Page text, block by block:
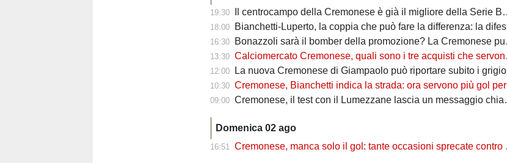
19:30 Il centrocampo della Cremonese è già il migliore della Serie B? Giampaolo può sorridere
18:00 Bianchetti-Luperto, la coppia che può fare la differenza: la difesa della Cremonese è già una garanzia?
16:30 Bonazzoli sarà il bomber della promozione? La Cremonese punta su di lui per tornare in Serie A
13:30 Calciomercato Cremonese, quali sono i tre acquisti che servono per completare la rosa?
12:00 La nuova Cremonese di Giampaolo può riportare subito i grigiorossi in Serie A? Ecco perché i segnali sono incoraggianti
10:30 Cremonese, Bianchetti indica la strada: ora servono più gol per completare la crescita
09:00 Cremonese, il test con il Lumezzane lascia un messaggio chiaro: il mercato dovrà intervenire sulla fascia destra
Domenica 02 ago
16:51 Cremonese, manca solo il gol: tante occasioni sprecate contro il Lumezzane, ma i segnali restano positivi